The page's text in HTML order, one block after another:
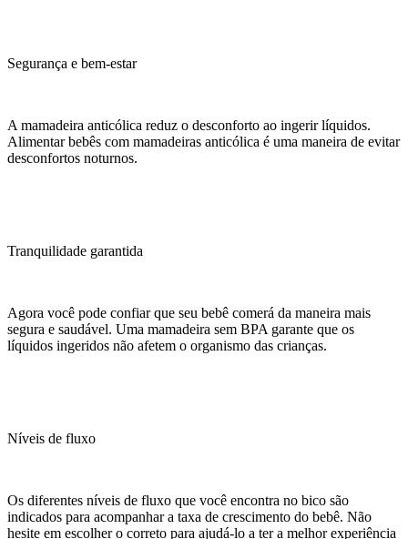
Segurança e bem-estar
A mamadeira anticólica reduz o desconforto ao ingerir líquidos.
Alimentar bebês com mamadeiras anticólica é uma maneira de evitar
desconfortos noturnos.
Tranquilidade garantida
Agora você pode confiar que seu bebê comerá da maneira mais
segura e saudável. Uma mamadeira sem BPA garante que os
líquidos ingeridos não afetem o organismo das crianças.
Níveis de fluxo
Os diferentes níveis de fluxo que você encontra no bico são
indicados para acompanhar a taxa de crescimento do bebê. Não
hesite em escolher o correto para ajudá-lo a ter a melhor experiência